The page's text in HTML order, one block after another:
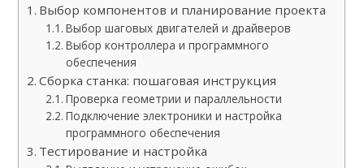
Выбор компонентов и планирование проекта
Выбор шаговых двигателей и драйверов
Выбор контроллера и программного
обеспечения
Сборка станка: пошаговая инструкция
Проверка геометрии и параллельности
Подключение электроники и настройка
программного обеспечения
Тестирование и настройка